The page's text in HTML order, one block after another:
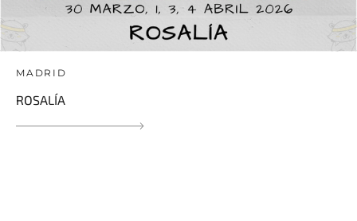
MADRID
ROSALÍA